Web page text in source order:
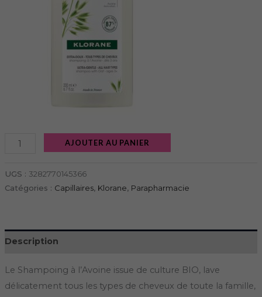
AJOUTER AU PANIER
UGS : 3282770145366
Catégories : Capillaires, Klorane, Parapharmacie
Description
Le Shampoing à l’Avoine issue de culture BIO, lave
délicatement tous les types de cheveux de toute la famille,